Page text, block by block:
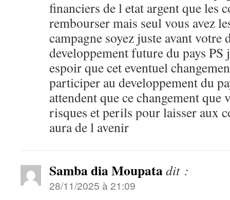
financiers de l etat argent que les
rembourser mais seul vous avez
campagne soyez juste avant
developpement future du pays
espoir que cet eventuel
participer au developpement du
attendent que ce changement que
risques et perils pour laisser aux
aura de l avenir
Samba dia Moupatadit :
28/11/2025 à 21:09